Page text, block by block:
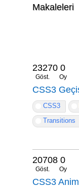
Makaleleri
23270
Göst.
0
Oy
CSS3
CSS3
Transitions
20708
Göst.
0
Oy
CSS3